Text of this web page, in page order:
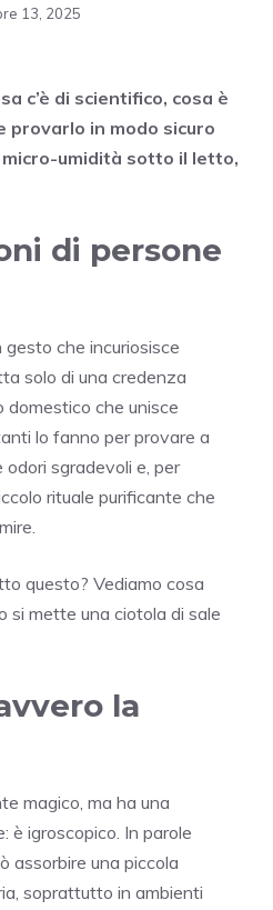
13, 2025
c’è di scientifico, cosa è
provarlo in modo sicuro
umidità sotto il letto,
di persone
gesto che incuriosisce
solo di una credenza
domestico che unisce
lo fanno per provare a
odori sgradevoli e, per
rituale purificante che
questo? Vediamo cosa
si mette una ciotola di sale
la
magico, ma ha una
igroscopico. In parole
assorbire una piccola
soprattutto in ambienti